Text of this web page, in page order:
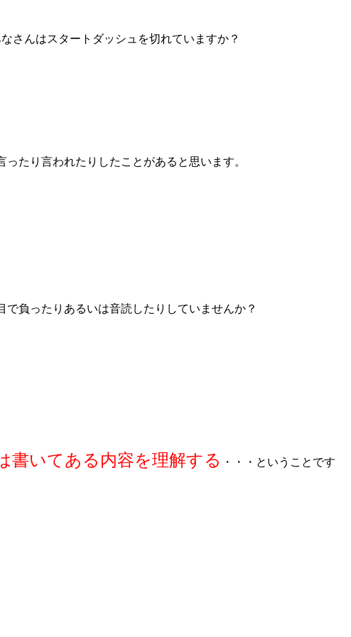
さんはスタートダッシュを切れていますか？
たり言われたりしたことがあると思います。
負ったりあるいは音読したりしていませんか？
書いてある内容を理解する ・・・ということです